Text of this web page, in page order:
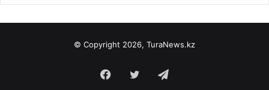
© Copyright 2026, TuraNews.kz
Facebook
Twitter